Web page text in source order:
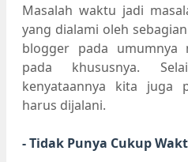
Masalah waktu jadi
yang dialami oleh
blogger pada umumnya
pada khususnya.
kenyataannya kita juga
harus dijalani.
- Tidak Punya Cukup